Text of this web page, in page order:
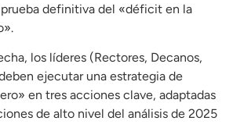
prueba definitiva del «déficit en la
los líderes (Rectores, Decanos,
ejecutar una estrategia de
en tres acciones clave, adaptadas
de alto nivel del análisis de 2025